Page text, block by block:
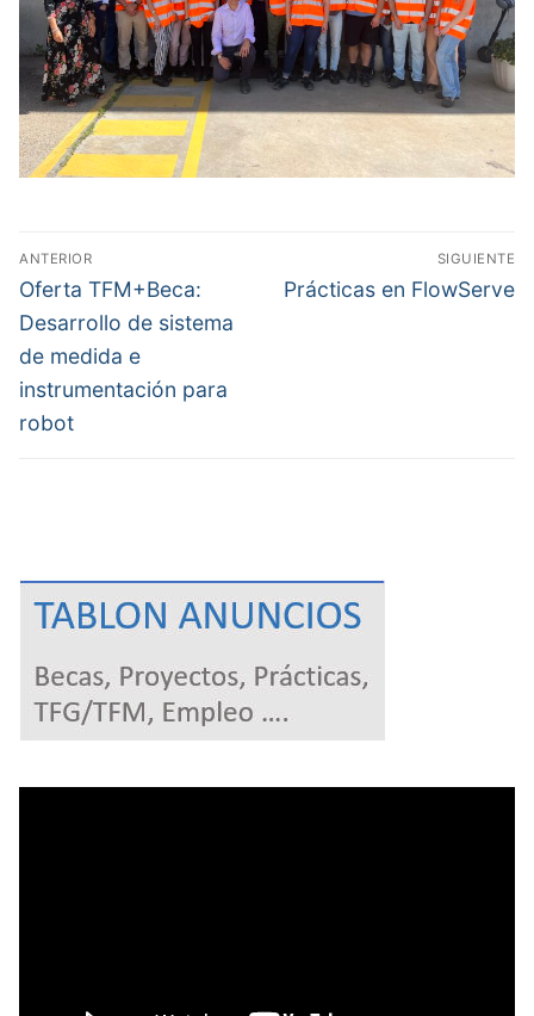
Navegación
de
entradas
ANTERIOR
Entrada
anterior:
Oferta TFM+Beca:
Desarrollo de sistema
de medida e
instrumentación para
robot
SIGUIENTE
Entrada
Prácticas en FlowServe